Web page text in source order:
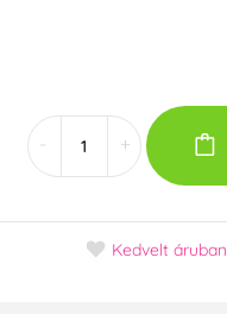
+
Kedvelt áruban